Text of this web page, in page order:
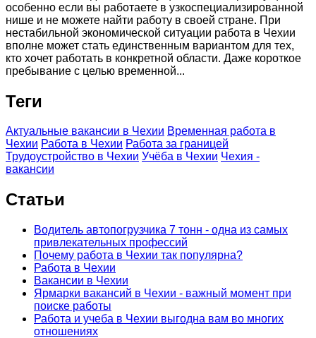
особенно если вы работаете в узкоспециализированной
нише и не можете найти работу в своей стране. При
нестабильной экономической ситуации работа в Чехии
вполне может стать единственным вариантом для тех,
кто хочет работать в конкретной области. Даже короткое
пребывание с целью временной...
Теги
Актуальные вакансии в Чехии Временная работа в
Чехии Работа в Чехии Работа за границей
Трудоустройство в Чехии Учёба в Чехии Чехия -
вакансии
Статьи
Водитель автопогрузчика 7 тонн - одна из самых
привлекательных профессий
Почему работа в Чехии так популярна?
Работа в Чехии
Вакансии в Чехии
Ярмарки вакансий в Чехии - важный момент при
поиске работы
Работа и учеба в Чехии выгодна вам во многих
отношениях